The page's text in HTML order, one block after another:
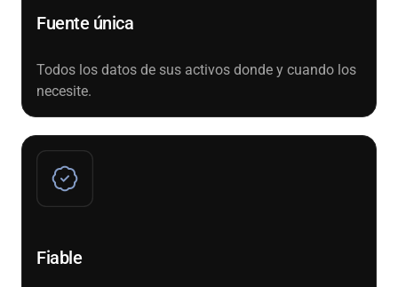
Fuente única
Todos los datos de sus activos donde y cuando los
necesite.
Fiable